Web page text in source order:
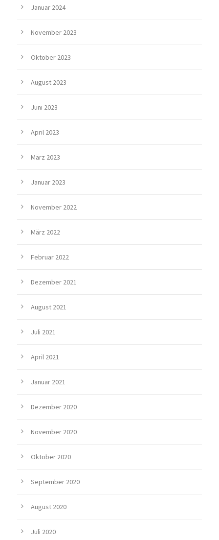
Januar 2024
November 2023
Oktober 2023
August 2023
Juni 2023
April 2023
März 2023
Januar 2023
November 2022
März 2022
Februar 2022
Dezember 2021
August 2021
Juli 2021
April 2021
Januar 2021
Dezember 2020
November 2020
Oktober 2020
September 2020
August 2020
Juli 2020